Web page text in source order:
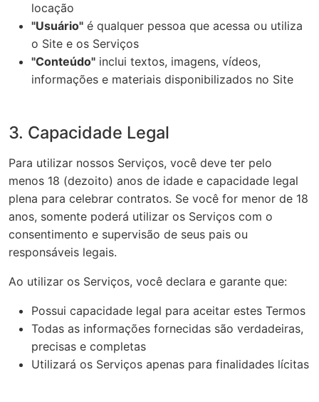
locação
"Usuário" é qualquer pessoa que acessa ou utiliza
o Site e os Serviços
"Conteúdo" inclui textos, imagens, vídeos,
informações e materiais disponibilizados no Site
3. Capacidade Legal
Para utilizar nossos Serviços, você deve ter pelo
menos 18 (dezoito) anos de idade e capacidade legal
plena para celebrar contratos. Se você for menor de 18
anos, somente poderá utilizar os Serviços com o
consentimento e supervisão de seus pais ou
responsáveis legais.
Ao utilizar os Serviços, você declara e garante que:
Possui capacidade legal para aceitar estes Termos
Todas as informações fornecidas são verdadeiras,
precisas e completas
Utilizará os Serviços apenas para finalidades lícitas